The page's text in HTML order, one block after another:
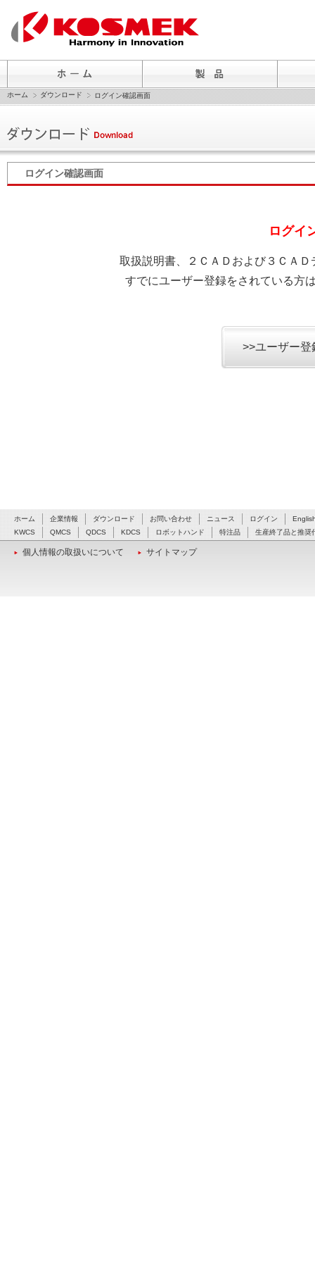
ホーム ダウンロード ログイン確認画面
ログイン確認画面
ログイ
取扱説明書、２ＣＡＤおよび３ＣＡ
すでにユーザー登録をされている方
>>ユーザー
ホーム 企業情報 ダウンロード お問い合わせ ニュース ログイン
KWCS
QMCS QDCS KDCS ロボットハンド 特注品 生産終了品と推奨
個人情報の取扱いについて サイトマップ